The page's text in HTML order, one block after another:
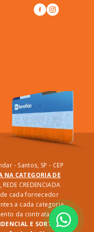
- Santos, SP - CEP
NA CATEGORIA DE
REDE CREDENCIADA
cada fornecedor
a cada categoria
da contratação.
E SORTEIO: